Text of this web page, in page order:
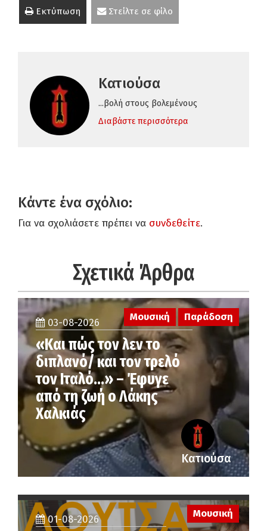
Εκτύπωση Στείλτε σε φίλο
Κατιούσα
...βολή στους βολεμένους
Διαβάστε περισσότερα
Κάντε ένα σχόλιο:
Για να σχολιάσετε πρέπει να συνδεθείτε.
Σχετικά Άρθρα
Μουσική Παράδοση
03-08-2026
«Και πώς τον λεν το
διπλανό/ και τον τρελό
τον Ιταλό…» – Έφυγε
από τη ζωή ο Λάκης
Χαλκιάς
Κατιούσα
01-08-2026
Μουσική